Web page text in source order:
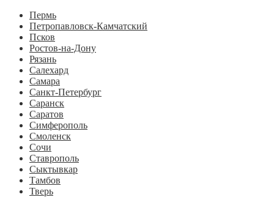
Пермь
Петропавловск-Камчатский
Псков
Ростов-на-Дону
Рязань
Салехард
Самара
Санкт-Петербург
Саранск
Саратов
Симферополь
Смоленск
Сочи
Ставрополь
Сыктывкар
Тамбов
Тверь